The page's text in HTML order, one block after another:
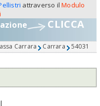
attraverso ilModulo
CLICCA
Carrara Carrara 54031